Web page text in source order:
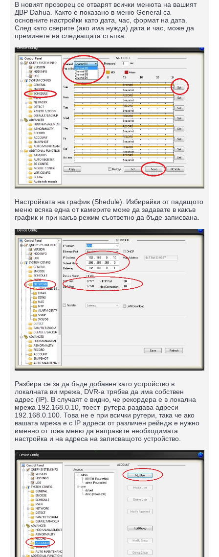
В новият прозорец се отварят всички менюта на вашият
ДВР Dahua. Както е показано в меню General са
основните настройки като дата, час, формат на дата.
След като сверите (ако има нужда) дата и час, може да
преминете на следващата стъпка.
Настройката на график (Shedule). Избирайки от падащото
меню всяка една от камерите може да задавате в какъв
график и при какъв режим съответно да бъде записвана.
Разбира се за да бъде добавен като устройство в
локалната ви мрежа, DVR-а трябва да има собствен
адрес (IP). В случаят е видно, че рекордера е в локална
мрежа 192.168.0.10, тоест рутера раздава адреси
192.168.0.100. Това не е при всички рутери, така че ако
вашата мрежа е с IP адреси от различен рейндж е нужно
именно от това меню да направите необходимата
настройка и на адреса на записващото устройство.